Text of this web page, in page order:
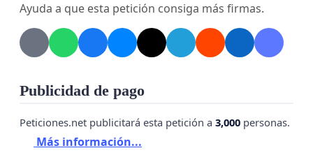
Ayuda a que esta petición consiga más firmas.
Publicidad de pago
Peticiones.net publicitará esta petición a 3,000 personas.
Más información...